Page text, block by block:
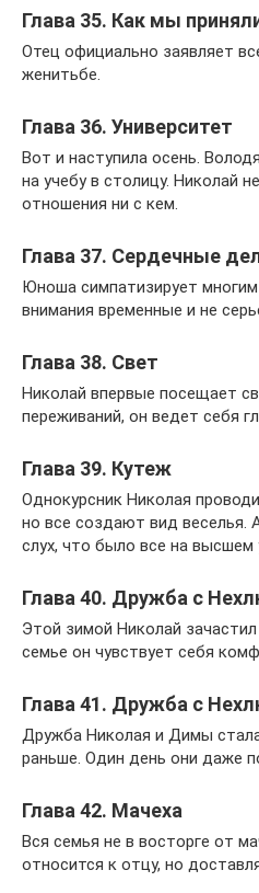
Глава 35. Как мы
Отец официально заявляет
женитьбе.
Глава 36. Университет
Вот и наступила осень.
на учебу в столицу. Николай
отношения ни с кем.
Глава 37. Сердечные
Юноша симпатизирует
внимания временные и не
Глава 38. Свет
Николай впервые посещает
переживаний, он ведет себя
Глава 39. Кутеж
Однокурсник Николая
но все создают вид веселья.
слух, что было все на высшем
Глава 40. Дружба с
Этой зимой Николай
семье он чувствует себя
Глава 41. Дружба с
Дружба Николая и Димы
раньше. Один день они даже
Глава 42. Мачеха
Вся семья не в восторге от
относится к отцу, но